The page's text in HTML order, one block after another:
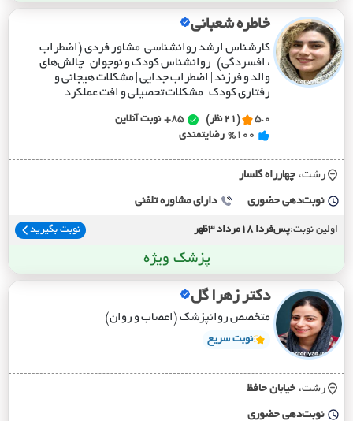
خاطره شعبانی
کارشناس ارشد روانشناسی| مشاور فردی (اضطراب
، افسردگی) | روانشناس کودک و نوجوان | چالش‌های
والد و فرزند | اضطراب جدایی | مشکلات هیجانی و
رفتاری کودک | مشکلات تحصیلی و افت عملکرد
5.0 (21 نظر) 85+
نوبت آنلاین
%100 رضایتمندی
رشت، چهارراه گلسار
نوبت‌دهی حضوری دارای مشاوره تلفنی
اولین نوبت:پس‌فردا 18مرداد 3ظهر نوبت بگیرید
پزشک ویژه
دکتر زهرا گل
متخصص روانپزشک (اعصاب و روان)
نوبت سریع
رشت، خيابان حافظ
نوبت‌دهی حضوری